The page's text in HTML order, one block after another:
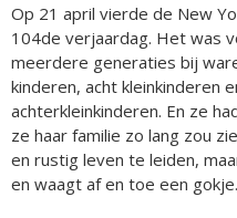
Op 21 april vierde de New
104de verjaardag. Het was
meerdere generaties bij
kinderen, acht kleinkinderen
achterkleinkinderen. En ze
ze haar familie zo lang zou
en rustig leven te leiden,
en waagt af en toe een gokje.